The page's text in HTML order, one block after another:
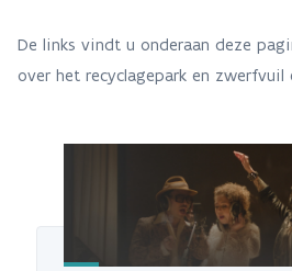
De links vindt u onderaan deze
over het recyclagepark en zwerfvuil